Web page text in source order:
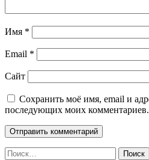
Имя *
Email *
Сайт
Сохранить моё имя, email и
последующих моих комментариев.
Найти: